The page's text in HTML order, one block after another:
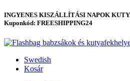
INGYENES KISZÁLLÍTÁSI NAPOK
Kuponkód: FREESHIPPING24
Swedish
Kosár